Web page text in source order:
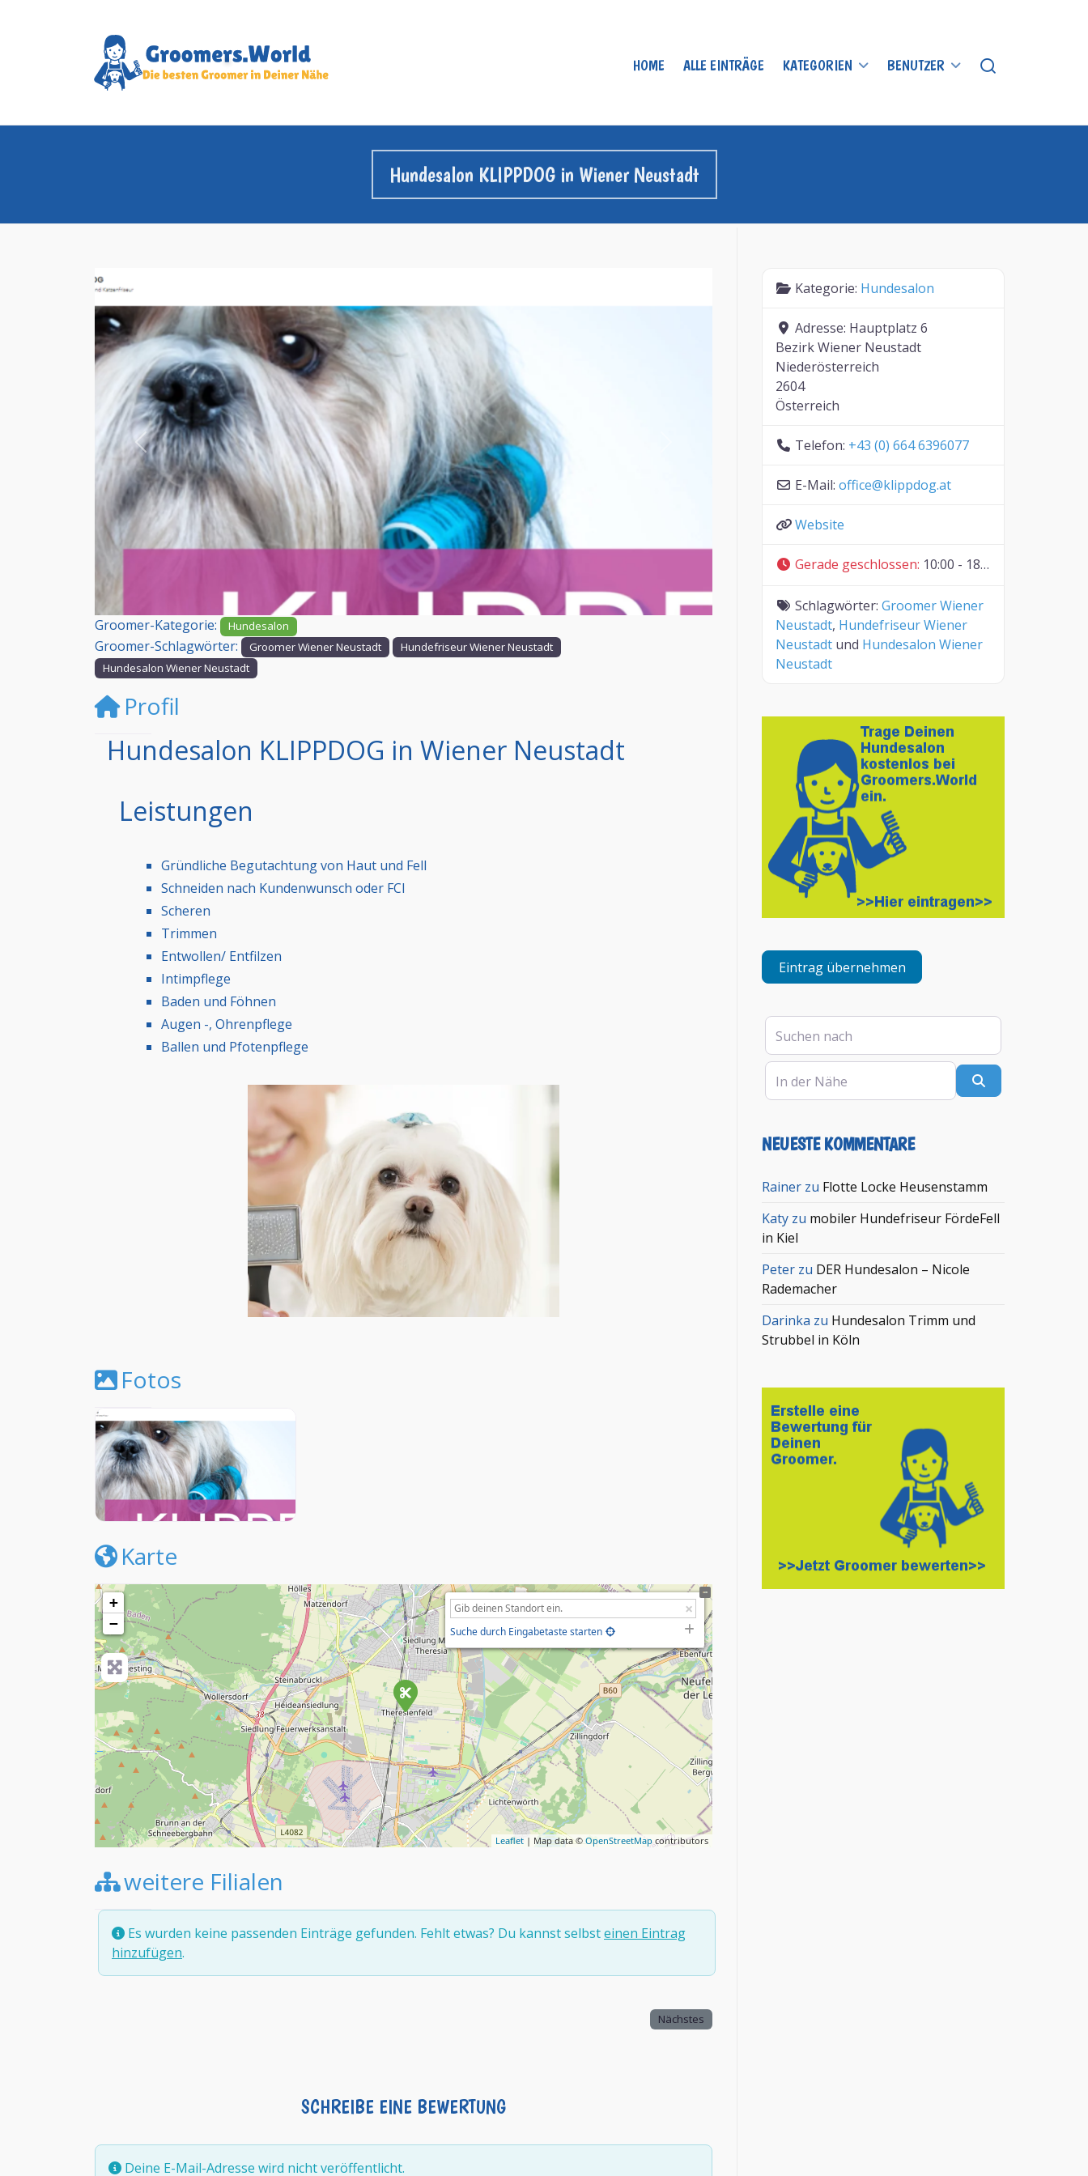
HOME ALLE EINTRÄGE KATEGORIEN BENUTZER
Hundesalon KLIPPDOG in Wiener Neustadt
Vorheriges
Groomer-Kategorie: Hundesalon
Groomer-Schlagwörter: Groomer Wiener Neustadt
Hundefriseur Wiener Neustadt
Hundesalon Wiener Neustadt
Profil
Hundesalon KLIPPDOG in Wiener Neustadt
Leistungen
Gründliche Begutachtung von Haut und Fell
Schneiden nach Kundenwunsch oder FCI
Scheren
Trimmen
Entwollen/ Entfilzen
Intimpflege
Baden und Föhnen
Augen -, Ohrenpflege
Ballen und Pfotenpflege
Fotos
Karte
+
−
Suche durch Eingabetaste starten
Leaflet | Map data ©OpenStreetMap contributors
weitere Filialen
Es wurden keine passenden Einträge gefunden. Fehlt etwas? Du kannst selbsteinen Eintrag
hinzufügen.
Nächstes
SCHREIBE EINE BEWERTUNG
Deine E-Mail-Adresse wird nicht veröffentlicht.
Kategorie: Hundesalon
Adresse: Hauptplatz 6
Bezirk Wiener Neustadt
Niederösterreich
2604
Österreich
Telefon: +43 (0) 664 6396077
E-Mail:office@klippdog.at
Website
Gerade geschlossen: 10:00 - 18:00
Schlagwörter:Groomer Wiener
Neustadt, Hundefriseur Wiener
Neustadt und Hundesalon Wiener
Neustadt
Eintrag übernehmen
Suchen nach
In der Nähe
NEUESTE KOMMENTARE
Rainer zu Flotte Locke Heusenstamm
Katy zu mobiler Hundefriseur FördeFell
in Kiel
Peter zu DER Hundesalon – Nicole
Rademacher
Darinka zu Hundesalon Trimm und
Strubbel in Köln